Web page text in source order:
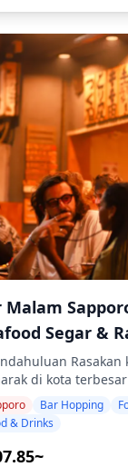
oleh orang
disajikan untuk
(usia minum
bahwa
terpisah dari
dapat menjamin
mengakomodasi
9e78-
b1b9-
aedf-
839a-
9108-
9b60-
pemandian air
berjalan-jalan di
Anda dapat
tempat menarik
tersembunyi
oleh
tiga izakaya
di area Muroran,
mencakup ketiga
kecil
dan otentik ・
sapi wagyu
kelas B lokal
budaya daerah
Anda ・
setempat ◆Termasuk
di masing-
・Makan
makanan
dari warung
dengan pemandu
・
・Tip ・Biaya
makanan
Malam
Segar &
di kota
hopping
izakaya atau bar
(daging
Bar Hopping
& Drinks